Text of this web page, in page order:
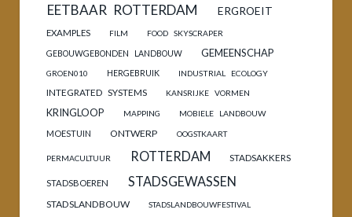
EETBAAR ROTTERDAM ERGROEIT
EXAMPLES FILM FOOD SKYSCRAPER
GEBOUWGEBONDEN LANDBOUW GEMEENSCHAP
GROEN010 HERGEBRUIK INDUSTRIAL ECOLOGY
INTEGRATED SYSTEMS KANSRIJKE VORMEN
KRINGLOOP MAPPING MOBIELE LANDBOUW
MOESTUIN ONTWERP OOGSTKAART
PERMACULTUUR ROTTERDAM STADSAKKERS
STADSBOEREN STADSGEWASSEN
STADSLANDBOUW STADSLANDBOUWFESTIVAL